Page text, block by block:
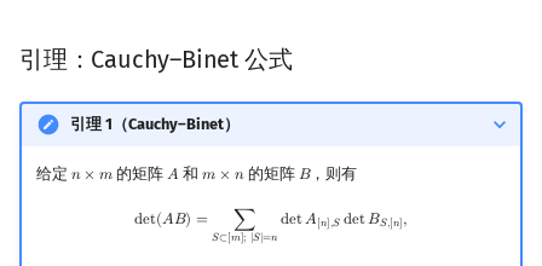
引理：Cauchy–Binet 公式
引理 1（Cauchy–Binet）
给定 𝑛 × 𝑚
n×m 的矩阵𝐴
A 和 𝑚 × 𝑛
m×n 的矩阵 𝐵
B，则有
det(𝐴𝐵) = ∑
𝑆⊂[𝑚]; |𝑆|=𝑛
det𝐴[𝑛],𝑆 det𝐵𝑆,[𝑛],
det(A B )=∑ S⊂ ]; |S ndet A [ n ,SdetB S , n